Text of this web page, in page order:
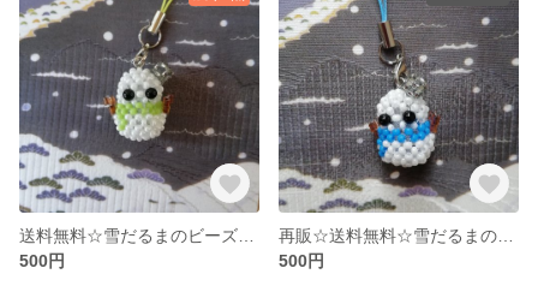
500円
500円